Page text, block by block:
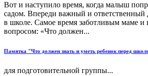
Вот и наступило время, когда малыш
садом. Впереди важный и ответственный
в школе. Самое время заботливым маме и
вопросом: «Что должен...
Памятка "Что должен знать и уметь ребенок перед
для подготовительной группы...